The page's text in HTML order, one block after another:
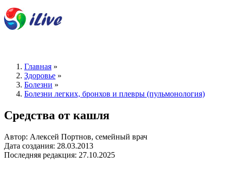
Главная »
Здоровье »
Болезни »
Болезни легких, бронхов и плевры (пульмонология)
Средства от кашля
Автор: Алексей Портнов, семейный врач
Дата создания: 28.03.2013
Последняя редакция: 27.10.2025